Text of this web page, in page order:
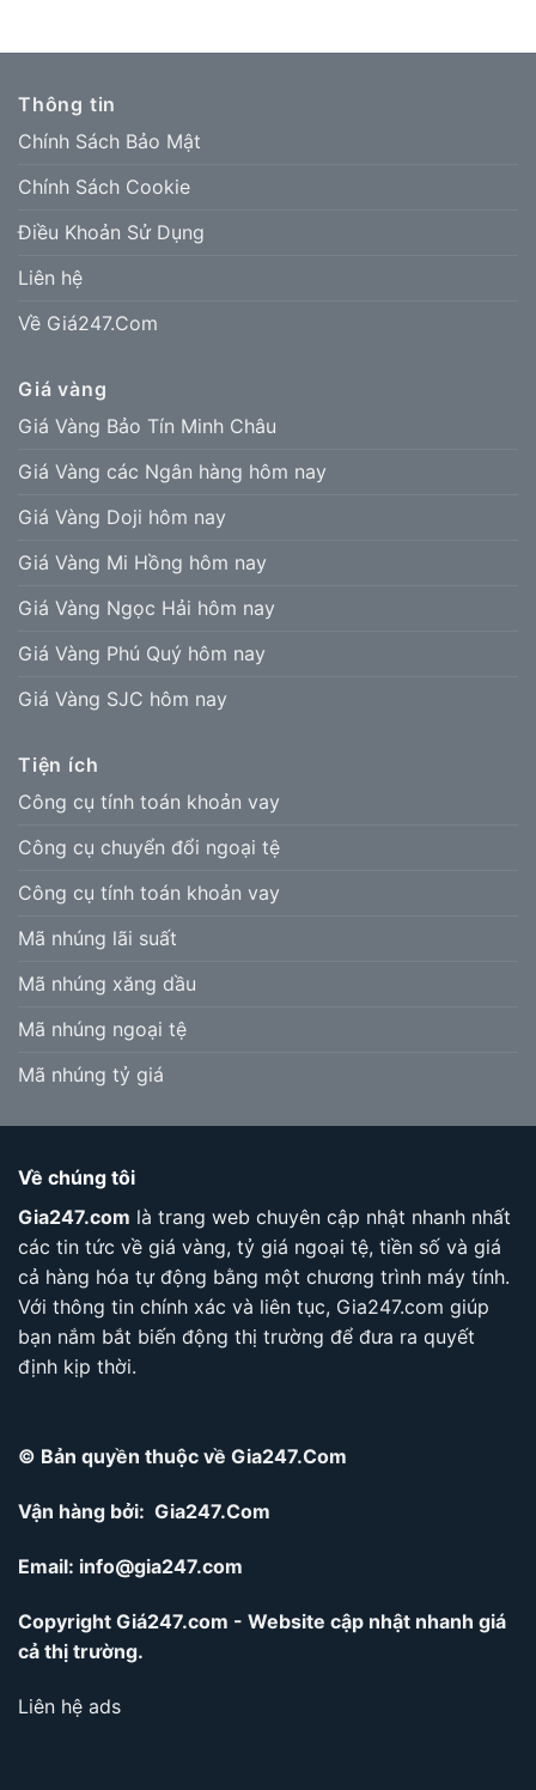
Thông tin
Chính Sách Bảo Mật
Chính Sách Cookie
Điều Khoản Sử Dụng
Liên hệ
Về Giá247.Com
Giá vàng
Giá Vàng Bảo Tín Minh Châu
Giá Vàng các Ngân hàng hôm nay
Giá Vàng Doji hôm nay
Giá Vàng Mi Hồng hôm nay
Giá Vàng Ngọc Hải hôm nay
Giá Vàng Phú Quý hôm nay
Giá Vàng SJC hôm nay
Tiện ích
Công cụ tính toán khoản vay
Công cụ chuyển đổi ngoại tệ
Công cụ tính toán khoản vay
Mã nhúng lãi suất
Mã nhúng xăng dầu
Mã nhúng ngoại tệ
Mã nhúng tỷ giá
Về chúng tôi
Gia247.com là trang web chuyên cập nhật nhanh nhất
các tin tức về giá vàng, tỷ giá ngoại tệ, tiền số và giá
cả hàng hóa tự động bằng một chương trình máy tính.
Với thông tin chính xác và liên tục, Gia247.com giúp
bạn nắm bắt biến động thị trường để đưa ra quyết
định kịp thời.
© Bản quyền thuộc về Gia247.Com
Vận hàng bởi: Gia247.Com
Email: info@gia247.com
Copyright Giá247.com - Website cập nhật nhanh giá
cả thị trường.
Liên hệ ads